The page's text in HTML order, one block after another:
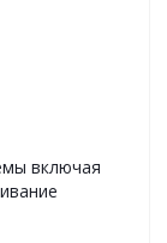
включая